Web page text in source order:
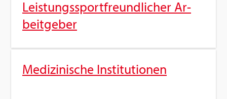
Leis­tungs­sport­freund­li­cher Ar­
beit­ge­ber
Me­di­zi­ni­sche In­sti­tu­tio­nen